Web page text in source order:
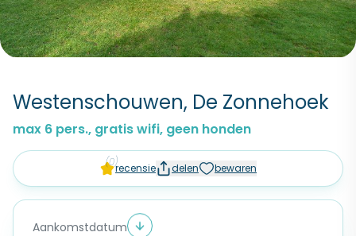
Westenschouwen, De Zonnehoek
max 6 pers., gratis wifi, geen honden
(0)recensie delen bewaren
Aankomstdatum